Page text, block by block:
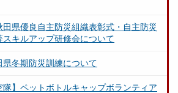
県優良自主防災組織表彰式・自主防災
スキルアップ研修会について
冬期防災訓練について
隊】ペットボトルキャップボランティア